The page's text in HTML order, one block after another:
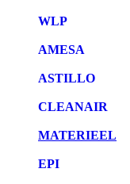
WLP
AMESA
ASTILLO
CLEANAIR
MATERIEEL
EPI